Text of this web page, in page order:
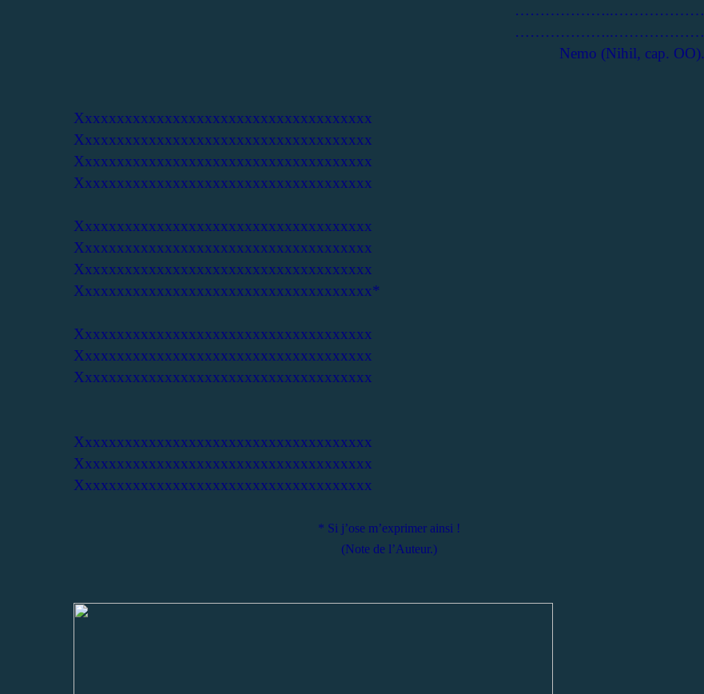
………………..………………
………………..………………
Nemo (Nihil, cap. OO).
Xxxxxxxxxxxxxxxxxxxxxxxxxxxxxxxxxxxxx
Xxxxxxxxxxxxxxxxxxxxxxxxxxxxxxxxxxxxx
Xxxxxxxxxxxxxxxxxxxxxxxxxxxxxxxxxxxxx
Xxxxxxxxxxxxxxxxxxxxxxxxxxxxxxxxxxxxx
Xxxxxxxxxxxxxxxxxxxxxxxxxxxxxxxxxxxxx
Xxxxxxxxxxxxxxxxxxxxxxxxxxxxxxxxxxxxx
Xxxxxxxxxxxxxxxxxxxxxxxxxxxxxxxxxxxxx
Xxxxxxxxxxxxxxxxxxxxxxxxxxxxxxxxxxxxx*
Xxxxxxxxxxxxxxxxxxxxxxxxxxxxxxxxxxxxx
Xxxxxxxxxxxxxxxxxxxxxxxxxxxxxxxxxxxxx
Xxxxxxxxxxxxxxxxxxxxxxxxxxxxxxxxxxxxx
Xxxxxxxxxxxxxxxxxxxxxxxxxxxxxxxxxxxxx
Xxxxxxxxxxxxxxxxxxxxxxxxxxxxxxxxxxxxx
Xxxxxxxxxxxxxxxxxxxxxxxxxxxxxxxxxxxxx
* Si j’ose m’exprimer ainsi !
(Note de l’Auteur.)